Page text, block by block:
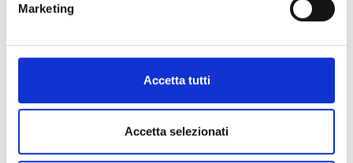
Marketing
Accetta tutti
Accetta selezionati